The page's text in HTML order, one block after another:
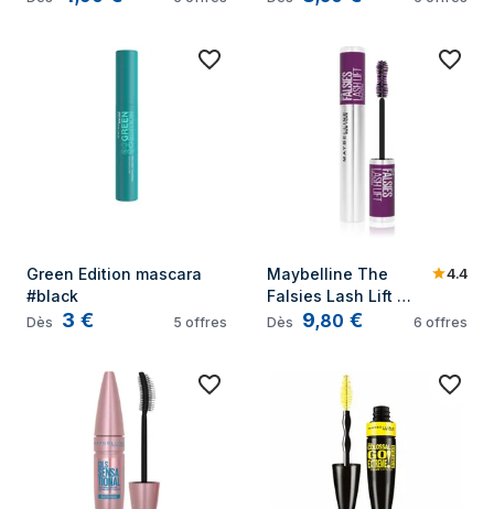
Green Edition mascara
#black
Dès 3 € 5 offres
Maybelline The
Falsies Lash Lift
teinte Black 9.6 ml
4.4
Dès 9,80 € 6 offres